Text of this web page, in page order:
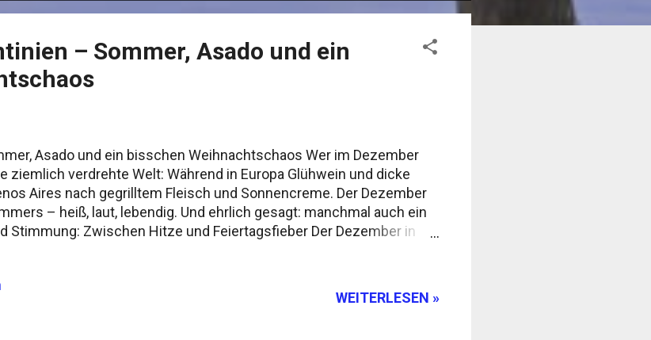
– Sommer, Asado und ein
Asado und ein bisschen Weihnachtschaos Wer im Dezember
ziemlich verdrehte Welt: Während in Europa Glühwein und dicke
Aires nach gegrilltem Fleisch und Sonnencreme. Der Dezember
– heiß, laut, lebendig. Und ehrlich gesagt: manchmal auch ein
Stimmung: Zwischen Hitze und Feiertagsfieber Der Dezember in
das die Stadt für eine Stunde durchspült. Danach riecht alles
ist es ein bisschen kühler. An der Atlantikküste, etwa in
sich die Strände. Viele Argentinier nehmen sich ab Mitte des Monats
WEITERLESEN »